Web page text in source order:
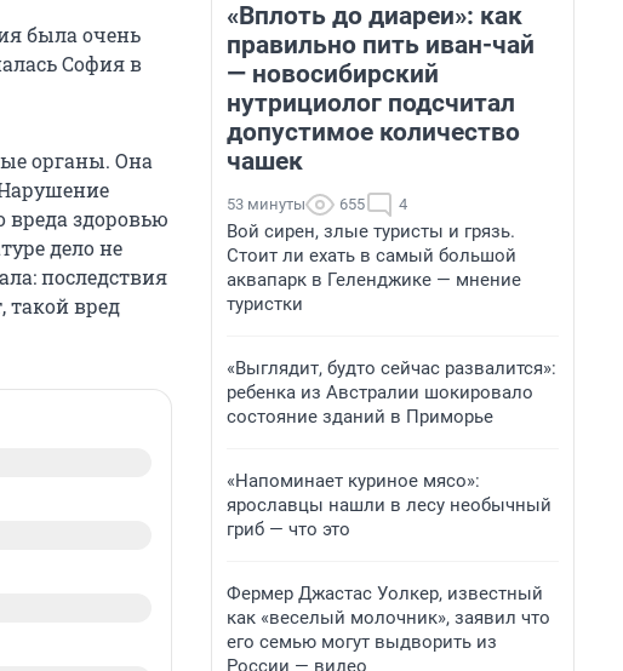
была очень
София в
органы. Она
здоровью
дело не
последствия
вред
«Вплоть до диареи»: как
правильно пить иван-чай
— новосибирский
нутрициолог подсчитал
допустимое количество
чашек
53 минуты 655 4
Вой сирен, злые туристы и грязь.
Стоит ли ехать в самый большой
аквапарк в Геленджике — мнение
туристки
«Выглядит, будто сейчас развалится»:
ребенка из Австралии шокировало
состояние зданий в Приморье
«Напоминает куриное мясо»:
ярославцы нашли в лесу необычный
гриб — что это
Фермер Джастас Уолкер, известный
как «веселый молочник», заявил что
его семью могут выдворить из
России — видео